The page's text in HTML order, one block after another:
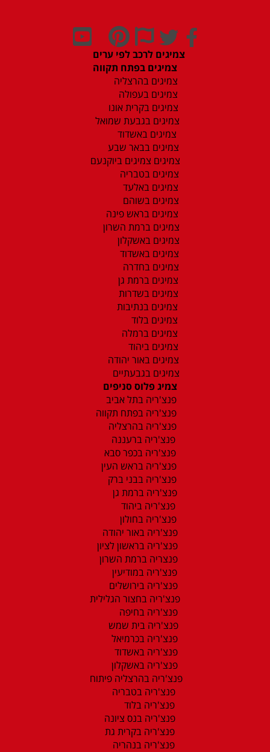
צמיגים לרכב לפי ערים
צמיגים בפתח תקווה
צמיגים בהרצליה
צמיגים בעפולה
צמיגים בקרית אונו
צמיגים בגבעת שמואל
צמיגים באשדוד
צמיגים בבאר שבע
צמיגים צמיגים ביוקנעם
צמיגים בטבריה
צמיגים באלעד
צמיגים בשוהם
צמיגים בראש פינה
צמיגים ברמת השרון
צמיגים באשקלון
צמיגים באשדוד
צמיגים בחדרה
צמיגים ברמת גן
צמיגים בשדרות
צמיגים בנתיבות
צמיגים בלוד
צמיגים ברמלה
צמיגים ביהוד
צמיגים באור יהודה
צמיגים בגבעתיים
צמיג פלוס סניפים
פנצ'ריה בתל אביב
פנצ'ריה בפתח תקווה
פנצ'ריה בהרצליה
פנצ'ריה ברעננה
פנצ'ריה בכפר סבא
פנצ'ריה בראש העין
פנצ'ריה בבני ברק
פנצ'ריה ברמת גן
פנצ'ריה ביהוד
פנצ'ריה בחולון
פנצ'ריה באור יהודה
פנצ'ריה בראשון לציון
פנצריה ברמת השרון
פנצ'ריה במודיעין
פנצ'ריה בירושלים
פנצ'ריה בחצור הגלילית
פנצ'ריה בחיפה
פנצ'ריה בית שמש
פנצ'ריה בכרמיאל
פנצ'ריה באשדוד
פנצ'ריה באשקלון
פנצ'ריה בהרצליה פיתוח
פנצ'ריה בטבריה
פנצ'ריה בלוד
פנצ'ריה בנס ציונה
פנצ'ריה בקרית גת
פנצ'ריה בנהריה